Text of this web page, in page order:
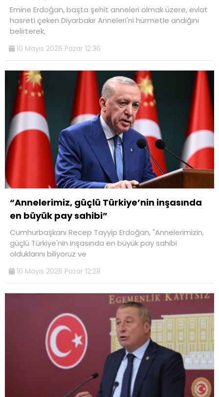
Emine Erdoğan, başta şehit anneleri olmak üzere, evlat
hasreti çeken Diyarbakır Anneleri'ni hürmetle andığını
belirterek,
10 Mayıs 2026 Pazar 12:36
“Annelerimiz, güçlü Türkiye’nin inşasında
en büyük pay sahibi”
Cumhurbaşkanı Recep Tayyip Erdoğan, "Annelerimizin,
güçlü Türkiye'nin inşasında en büyük pay sahibi
olduklarını biliyoruz ve
10 Mayıs 2026 Pazar 12:28